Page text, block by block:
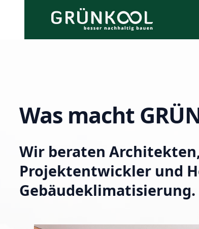
Was macht
Wir beraten
Projektentwickler und
Gebäudeklimatisierung.